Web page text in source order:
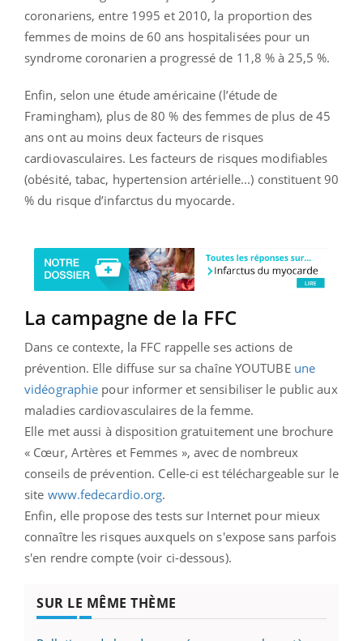
coronariens, entre 1995 et 2010, la proportion des
femmes de moins de 60 ans hospitalisées pour un
syndrome coronarien a progressé de 11,8 % à 25,5 %.
Enfin, selon une étude américaine (l’étude de
Framingham), plus de 80 % des femmes de plus de 45
ans ont au moins deux facteurs de risques
cardiovasculaires. Les facteurs de risques modifiables
(obésité, tabac, hypertension artérielle...) constituent 90
% du risque d’infarctus du myocarde.
La campagne de la FFC
Dans ce contexte, la FFC rappelle ses actions de
prévention. Elle diffuse sur sa chaîne YOUTUBE une
vidéographie pour informer et sensibiliser le public aux
maladies cardiovasculaires de la femme.
Elle met aussi à disposition gratuitement une brochure
« Cœur, Artères et Femmes », avec de nombreux
conseils de prévention. Celle-ci est téléchargeable sur le
site www.fedecardio.org.
Enfin, elle propose des tests sur Internet pour mieux
connaître les risques auxquels on s'expose sans parfois
s'en rendre compte (voir ci-dessous).
SUR LE MÊME THÈME